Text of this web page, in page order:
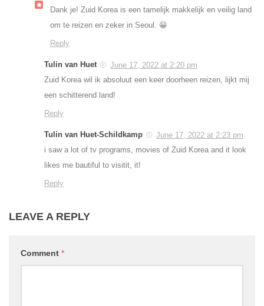
Dank je! Zuid Korea is een tamelijk makkelijk en veilig land
om te reizen en zeker in Seoul. 😀
Reply
Tulin van Huet
June 17, 2022 at 2:20 pm
Zuid Korea wil ik absoluut een keer doorheen reizen, lijkt mij
een schitterend land!
Reply
Tulin van Huet-Schildkamp
June 17, 2022 at 2:23 pm
i saw a lot of tv programs, movies of Zuid Korea and it look
likes me bautiful to visitit, it!
Reply
LEAVE A REPLY
Comment *